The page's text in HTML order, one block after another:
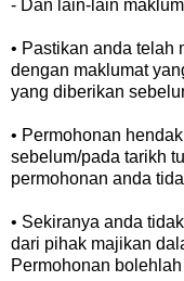
- Dan lain-lain
• Pastikan anda telah
dengan maklumat
yang diberikan
• Permohonan
sebelum/pada tarikh
permohonan anda
• Sekiranya anda
dari pihak majikan
Permohonan